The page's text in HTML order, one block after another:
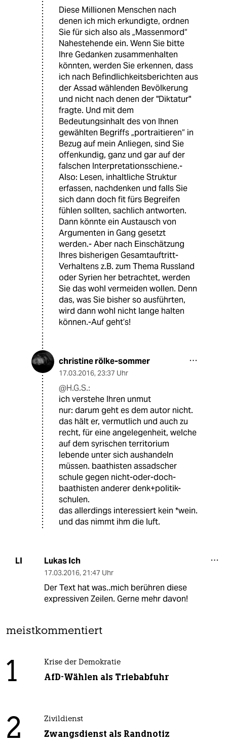
Diese Millionen Menschen nach
denen ich mich erkundigte, ordnen
Sie für sich also als „Massenmord“
Nahestehende ein. Wenn Sie bitte
Ihre Gedanken zusammenhalten
könnten, werden Sie erkennen, dass
ich nach Befindlichkeitsberichten aus
der Assad wählenden Bevölkerung
und nicht nach denen der "Diktatur"
fragte. Und mit dem
Bedeutungsinhalt des von Ihnen
gewählten Begriffs „portraitieren“ in
Bezug auf mein Anliegen, sind Sie
offenkundig, ganz und gar auf der
falschen Interpretationsschiene.-
Also: Lesen, inhaltliche Struktur
erfassen, nachdenken und falls Sie
sich dann doch fit fürs Begreifen
fühlen sollten, sachlich antworten.
Dann könnte ein Austausch von
Argumenten in Gang gesetzt
werden.- Aber nach Einschätzung
Ihres bisherigen Gesamtauftritt-
Verhaltens z.B. zum Thema Russland
oder Syrien her betrachtet, werden
Sie das wohl vermeiden wollen. Denn
das, was Sie bisher so ausführten,
wird dann wohl nicht lange halten
können.-Auf geht’s!
christine rölke-sommer
17.03.2016, 23:37 Uhr
@H.G.S.:
ich verstehe Ihren unmut
nur: darum geht es dem autor nicht.
das hält er, vermutlich und auch zu
recht, für eine angelegenheit, welche
auf dem syrischen territorium
lebende unter sich aushandeln
müssen. baathisten assadscher
schule gegen nicht-oder-doch-
baathisten anderer denk+politik-
schulen.
das allerdings interessiert kein *wein.
und das nimmt ihm die luft.
LI Lukas Ich
17.03.2016, 21:47 Uhr
Der Text hat was..mich berühren diese
expressiven Zeilen. Gerne mehr davon!
meistkommentiert
1 Krise der Demokratie
AfD-Wählen als Triebabfuhr
2 Zivildienst
Zwangsdienst als Randnotiz